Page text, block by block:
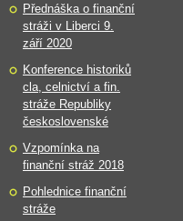
Přednáška o finanční
stráži v Liberci 9.
září 2020
Konference historiků
cla, celnictví a fin.
stráže Republiky
československé
Vzpomínka na
finanční stráž 2018
Pohlednice finanční
stráže